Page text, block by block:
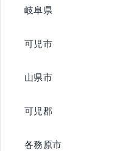
岐阜県
可児市
山県市
可児郡
各務原市